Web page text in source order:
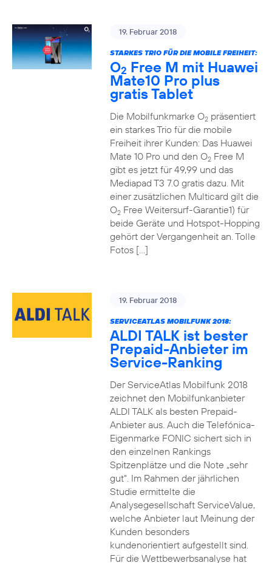
19. Februar 2018
STARKES TRIO FÜR DIE MOBILE FREIHEIT:
O2 Free M mit Huawei
Mate10 Pro plus
gratis Tablet
Die Mobilfunkmarke O2präsentiert
ein starkes Trio für die mobile
Freiheit ihrer Kunden: Das Huawei
Mate 10 Pro und den O2Free M
gibt es jetzt für 49,99 und das
Mediapad T3 7.0 gratis dazu. Mit
einer zusätzlichen Multicard gilt die
O2Free Weitersurf-Garantie1) für
beide Geräte und Hotspot-Hopping
gehört der Vergangenheit an. Tolle
Fotos […]
19. Februar 2018
SERVICEATLAS MOBILFUNK 2018:
ALDI TALK ist bester
Prepaid-Anbieter im
Service-Ranking
Der ServiceAtlas Mobilfunk 2018
zeichnet den Mobilfunkanbieter
ALDI TALK als besten Prepaid-
Anbieter aus. Auch die Telefónica-
Eigenmarke FONIC sichert sich in
den einzelnen Rankings
Spitzenplätze und die Note „sehr
gut“. Im Rahmen der jährlichen
Studie ermittelte die
Analysegesellschaft ServiceValue,
welche Anbieter laut Meinung der
Kunden besonders
kundenorientiert aufgestellt sind.
Für die Wettbewerbsanalyse hat